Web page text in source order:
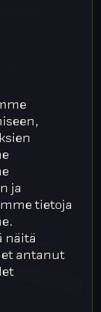
ja
tietoja
näitä
antanut